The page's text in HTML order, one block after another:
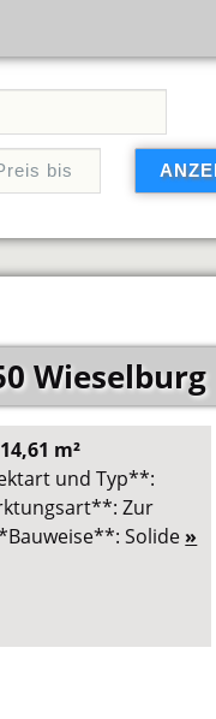
Wieselburg
m²
und Typ**:
Zur
Solide »